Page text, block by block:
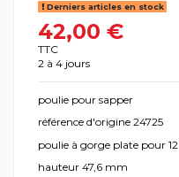
Derniers articles en stock
42,00 €
TTC
2 à 4 jours
poulie pour sapper
référence d'origine 24725
poulie à gorge plate pour
hauteur 47,6 mm